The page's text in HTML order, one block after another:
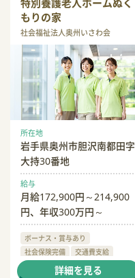
もりの家
社会福祉法人奥州いさわ会
所在地
岩手県奥州市胆沢南都田字
大持30番地
給与
月給172,900円～214,900
円、年収300万円～
ボーナス・賞与あり
社会保険完備
交通費支給
退職金あり
住宅手当
詳細を見る